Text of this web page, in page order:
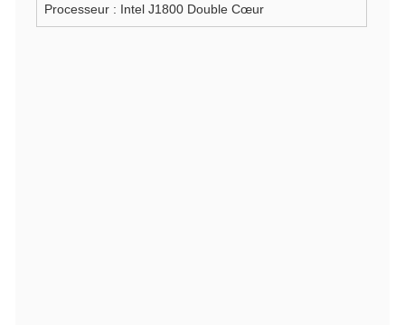
Processeur : Intel J1800 Double Cœur